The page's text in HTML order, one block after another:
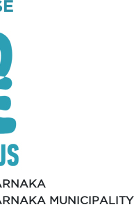
MUNICIPALITY